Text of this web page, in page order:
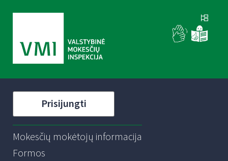
Prisijungti
Mokesčių mokėtojų informacija
Formos